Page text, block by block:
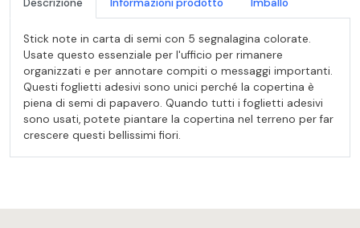
Stick note in carta di semi con 5 segnalagina colorate.
Usate questo essenziale per l'ufficio per rimanere
organizzati e per annotare compiti o messaggi importanti.
Questi foglietti adesivi sono unici perché la copertina è
piena di semi di papavero. Quando tutti i foglietti adesivi
sono usati, potete piantare la copertina nel terreno per far
crescere questi bellissimi fiori.